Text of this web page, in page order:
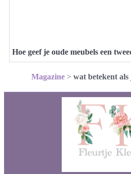
Hoe geef je oude meubels een
Magazine> wat betekent